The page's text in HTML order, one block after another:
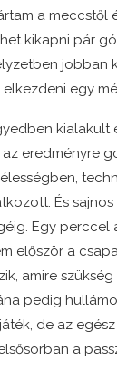
a meccstől
kikapni pár
jobban
egy
kialakult
eredményre
És
Egy perccel
először a
amire
pedig
de az
a